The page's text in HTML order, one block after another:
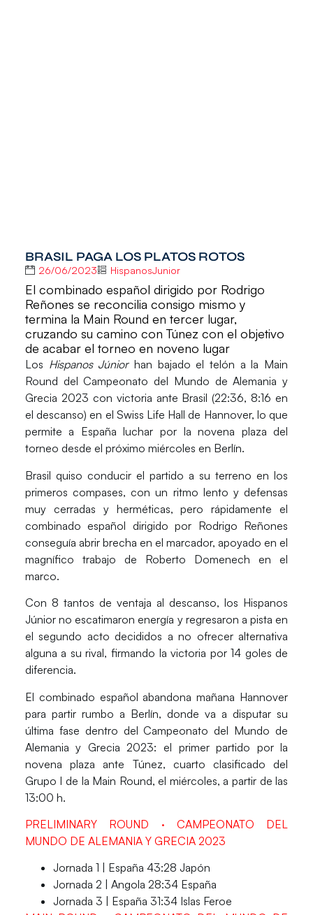
BRASIL PAGA LOS PLATOS ROTOS
26/06/2023 HispanosJunior
El combinado español dirigido por Rodrigo
Reñones se reconcilia consigo mismo y
termina la Main Round en tercer lugar,
cruzando su camino con Túnez con el objetivo
de acabar el torneo en noveno lugar
Los Hispanos Júniorhan bajado el telón a la Main
Round delCampeonato del Mundo de Alemania y
Grecia 2023 con victoria ante Brasil(22:36, 8:16 en
el descanso) en el Swiss Life Hall de Hannover, lo que
permite a España luchar por la novena plaza del
torneo desde el próximo miércoles en Berlín.
Brasil quiso conducir el partido a su terreno en los
primeros compases, con un ritmo lento y defensas
muy cerradas y herméticas, pero rápidamente el
combinado español dirigido por Rodrigo Reñones
conseguía abrir brecha en el marcador, apoyado en el
magnífico trabajo de Roberto Domenech en el
marco.
Con 8 tantos de ventaja al descanso, los Hispanos
Júnior no escatimaron energía y regresaron a pista en
el segundo acto decididos a no ofrecer alternativa
alguna a su rival, firmando la victoria por 14 goles de
diferencia.
El combinado español abandona mañana Hannover
para partir rumbo a Berlín, donde va a disputar su
última fase dentro del Campeonato del Mundo de
Alemania y Grecia 2023: el primer partido por la
novena plaza ante Túnez, cuarto clasificado del
Grupo I de la Main Round, el miércoles, a partir de las
13:00 h.
PRELIMINARY ROUND · CAMPEONATO DEL
MUNDO DE ALEMANIA Y GRECIA 2023
Jornada 1 | España 43:28 Japón
Jornada 2 | Angola 28:34 España
Jornada 3 | España 31:34 Islas Feroe